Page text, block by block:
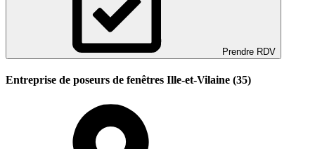
Prendre RDV
Entreprise de poseurs de fenêtres Ille-et-Vilaine (35)